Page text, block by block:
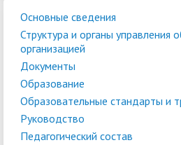
Основные сведения
Структура и органы управления
организацией
Документы
Образование
Образовательные стандарты и
Руководство
Педагогический состав